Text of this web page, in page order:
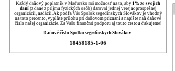
Každý daňový poplatník v Maďarsku má možnosť na to, aby 1% zo svojich
daní (z dane z príjmu fyzických osôb) daroval jednej verejnoprospešnej
organizácii, nadácii. Ak podľa Vás Spolok segedínskych Slovákov je vhodný
na toto percento, vyplňte prílohu pri daňovom priznaní a napíšte naň daňové
číslo našej organizácie. Za Vašu finančnú podporu aj touto cestou ďakujeme!
Daňové číslo Spolku segedínskych Slovákov:
18458185-1-06